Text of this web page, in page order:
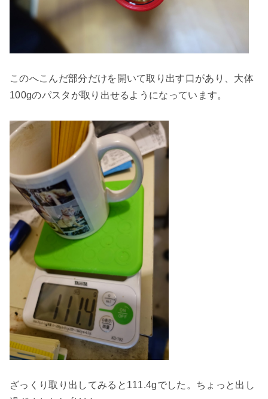
このへこんだ部分だけを開いて取り出す口があり、大体
100gのパスタが取り出せるようになっています。
ざっくり取り出してみると111.4gでした。ちょっと出し